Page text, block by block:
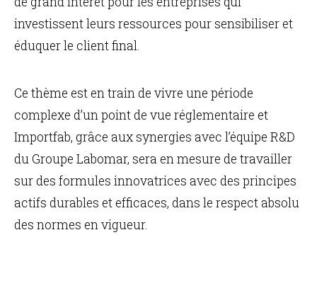
investissent leurs ressources pour sensibiliser et
éduquer le client final.
Ce thème est en train de vivre une période
complexe d’un point de vue réglementaire et
Importfab, grâce aux synergies avec l’équipe R&D
du Groupe Labomar, sera en mesure de travailler
sur des formules innovatrices avec des principes
actifs durables et efficaces, dans le respect absolu
des normes en vigueur.